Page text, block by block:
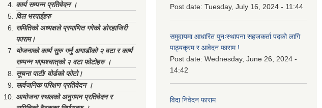
कार्य सम्पन्न प्रतिवेदन ।
विल भरपाईहरु
समितिको अध्यक्षले प्रमाणित गरेको डोरहाजिरी
फाराम।
योजनाको कार्य सुरु गर्नु अगाडीको २ वटा र कार्य
सम्पन्न भएपश्चात्‌को २ वटा फोटोहरु ।
सूचना पाटी/ वोर्डको फोटो।
सार्वजनिक परिक्षण प्रतिवेदन ।
आयोजना स्थलको अनुगमन प्रतिवेदन र
Post date: Tuesday, July 16, 2024 - 11:44
समुदायमा आधारित पुनःस्थापना सहजकर्ता पदको लागि
पाठ्यक्रम र आवेदन फाराम !
Post date: Wednesday, June 26, 2024 -
14:42
विदा निवेदन फाराम